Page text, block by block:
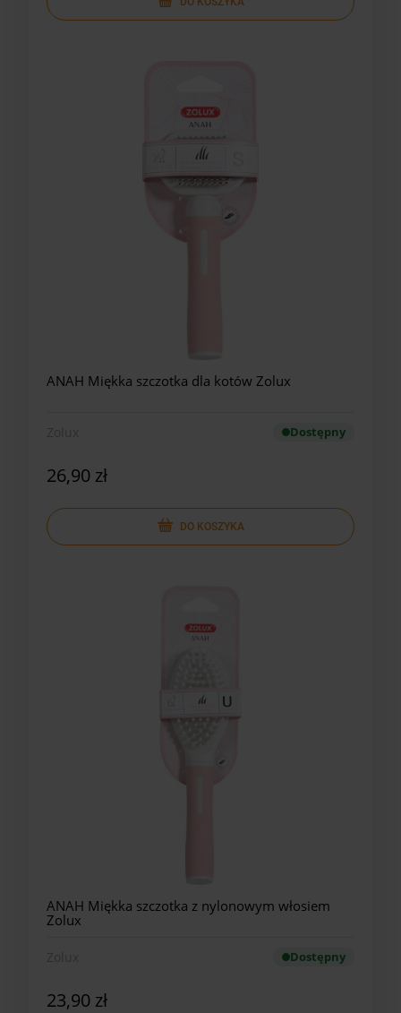
ANAH Miękka szczotka dla kotów Zolux
Dostępny
26,90 zł
DO KOSZYKA
ANAH Miękka szczotka z nylonowym włosiem
Zolux
Dostępny
23,90 zł